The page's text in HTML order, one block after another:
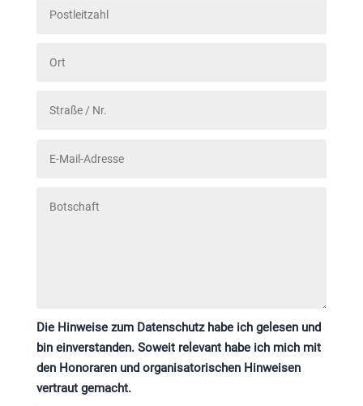
Die Hinweise zum Datenschutz habe ich gelesen und
bin einverstanden. Soweit relevant habe ich mich mit
den Honoraren und organisatorischen Hinweisen
vertraut gemacht.